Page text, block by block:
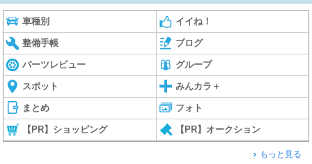
車種別 イイね！
整備手帳 ブログ
パーツレビュー グループ
スポット みんカラ＋
まとめ フォト
【PR】ショッピング 【PR】オークション
もっと見る